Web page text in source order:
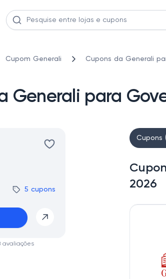
Cupom Generali Cupons da Generali
Generali para
5 cupons
avaliações
Cupons
2026